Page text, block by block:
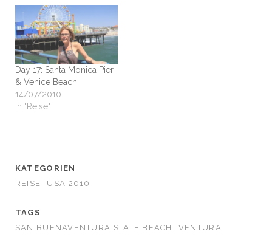
Day 17: Santa Monica Pier
& Venice Beach
14/07/2010
In "Reise"
KATEGORIEN
REISE
USA 2010
TAGS
SAN BUENAVENTURA STATE BEACH
VENTURA